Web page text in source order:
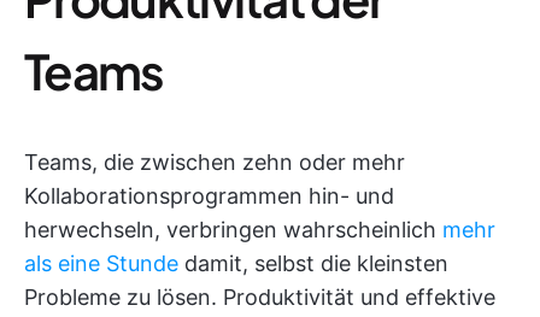
Teams
Teams, die zwischen zehn oder mehr
Kollaborationsprogrammen hin- und
herwechseln, verbringen wahrscheinlich mehr
als eine Stunde damit, selbst die kleinsten
Probleme zu lösen. Produktivität und effektive